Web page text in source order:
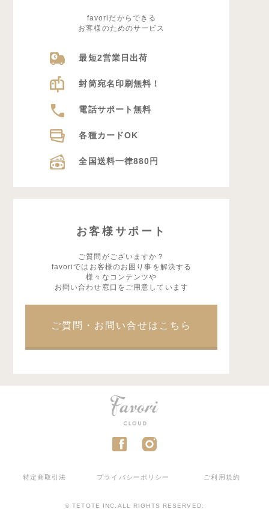
favoriだからできる
お客様のためのサービス
最短2営業日出荷
封筒宛名印刷無料！
電話サポート無料
各種カードOK
全国送料一律880円
お客様サポート
ご質問がございますか？
favoriではお客様のお困り事を解決する
様々なコンテンツや
お問い合わせ窓口をご用意しています
ご質問・お問い合せはこちら
特定商取引法 プライバシーポリシー ご利用規約
© TETOTE INC.ALL RIGHTS RESERVED.